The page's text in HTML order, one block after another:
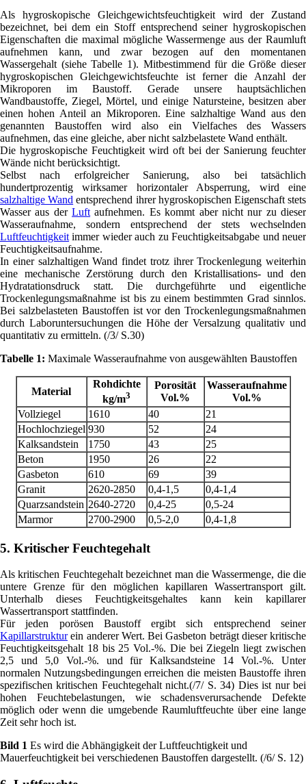
Als hygroskopische Gleichgewichtsfeuchtigkeit wird der Zustand
bezeichnet, bei dem ein Stoff entsprechend seiner hygroskopischen
Eigenschaften die maximal mögliche Wassermenge aus der Raumluft
aufnehmen kann, und zwar bezogen auf den momentanen
Wassergehalt (siehe Tabelle 1). Mitbestimmend für die Größe dieser
hygroskopischen Gleichgewichtsfeuchte ist ferner die Anzahl der
Mikroporen im Baustoff. Gerade unsere hauptsächlichen
Wandbaustoffe, Ziegel, Mörtel, und einige Natursteine, besitzen aber
einen hohen Anteil an Mikroporen. Eine salzhaltige Wand aus den
genannten Baustoffen wird also ein Vielfaches des Wassers
aufnehmen, das eine gleiche, aber nicht salzbelastete Wand enthält.
Die hygroskopische Feuchtigkeit wird oft bei der Sanierung feuchter
Wände nicht berücksichtigt.
Selbst nach erfolgreicher Sanierung, also bei tatsächlich
hundertprozentig wirksamer horizontaler Absperrung, wird eine
salzhaltige Wand entsprechend ihrer hygroskopischen Eigenschaft stets
Wasser aus derLuft aufnehmen. Es kommt aber nicht nur zu dieser
Wasseraufnahme, sondern entsprechend der stets wechselnden
Luftfeuchtigkeit immer wieder auch zu Feuchtigkeitsabgabe und neuer
Feuchtigkeitsaufnahme.
In einer salzhaltigen Wand findet trotz ihrer Trockenlegung weiterhin
eine mechanische Zerstörung durch den Kristallisations- und den
Hydratationsdruck statt. Die durchgeführte und eigentliche
Trockenlegungsmaßnahme ist bis zu einem bestimmten Grad sinnlos.
Bei salzbelasteten Baustoffen ist vor den Trockenlegungsmaßnahmen
durch Laboruntersuchungen die Höhe der Versalzung qualitativ und
quantitativ zu ermitteln. (/3/ S.30)
Tabelle 1: Maximale Wasseraufnahme von ausgewählten Baustoffen
Material
Rohdichte
kg/m3
Porosität
Vol.%
Wasseraufnahme
Vol.%
Vollziegel
1610 40
21
Hochlochziegel 930 52
24
Kalksandstein
1750 43
25
Beton
1950 26
22
Gasbeton
610 69
39
Granit
2620-2850 0,4-1,5
0,4-1,4
Quarzsandstein 2640-2720 0,4-25
0,5-24
Marmor
2700-2900 0,5-2,0 0,4-1,8
5. Kritischer Feuchtegehalt
Als kritischen Feuchtegehalt bezeichnet man die Wassermenge, die die
untere Grenze für den möglichen kapillaren Wassertransport gilt.
Unterhalb dieses Feuchtigkeitsgehaltes kann kein kapillarer
Wassertransport stattfinden.
Für jeden porösen Baustoff ergibt sich entsprechend seiner
Kapillarstrukturein anderer Wert. Bei Gasbeton beträgt dieser kritische
Feuchtigkeitsgehalt 18 bis 25 Vol.-%. Die bei Ziegeln liegt zwischen
2,5 und 5,0 Vol.-%. und für Kalksandsteine 14 Vol.-%. Unter
normalen Nutzungsbedingungen erreichen die meisten Baustoffe ihren
spezifischen kritischen Feuchtegehalt nicht.(/7/ S. 34) Dies ist nur bei
hohen Feuchtebelastungen, wie schadensverursachende Defekte
möglich oder wenn die umgebende Raumluftfeuchte über eine lange
Zeit sehr hoch ist.
Bild 1 Es wird die Abhängigkeit der Luftfeuchtigkeit und
Mauerfeuchtigkeit bei verschiedenen Baustoffen dargestellt. (/6/ S. 12)